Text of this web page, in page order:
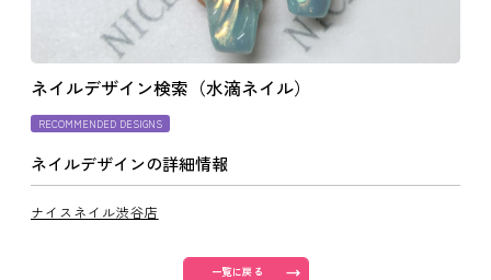
ご利用の流れ
取り扱いカラー
ネイル用語
消費者志向自主宣言
ネイルデザイン検索（水滴ネイル）
RECOMMENDED DESIGNS
ネイルデザインの詳細情報
ナイスネイル渋谷店
一覧に戻る